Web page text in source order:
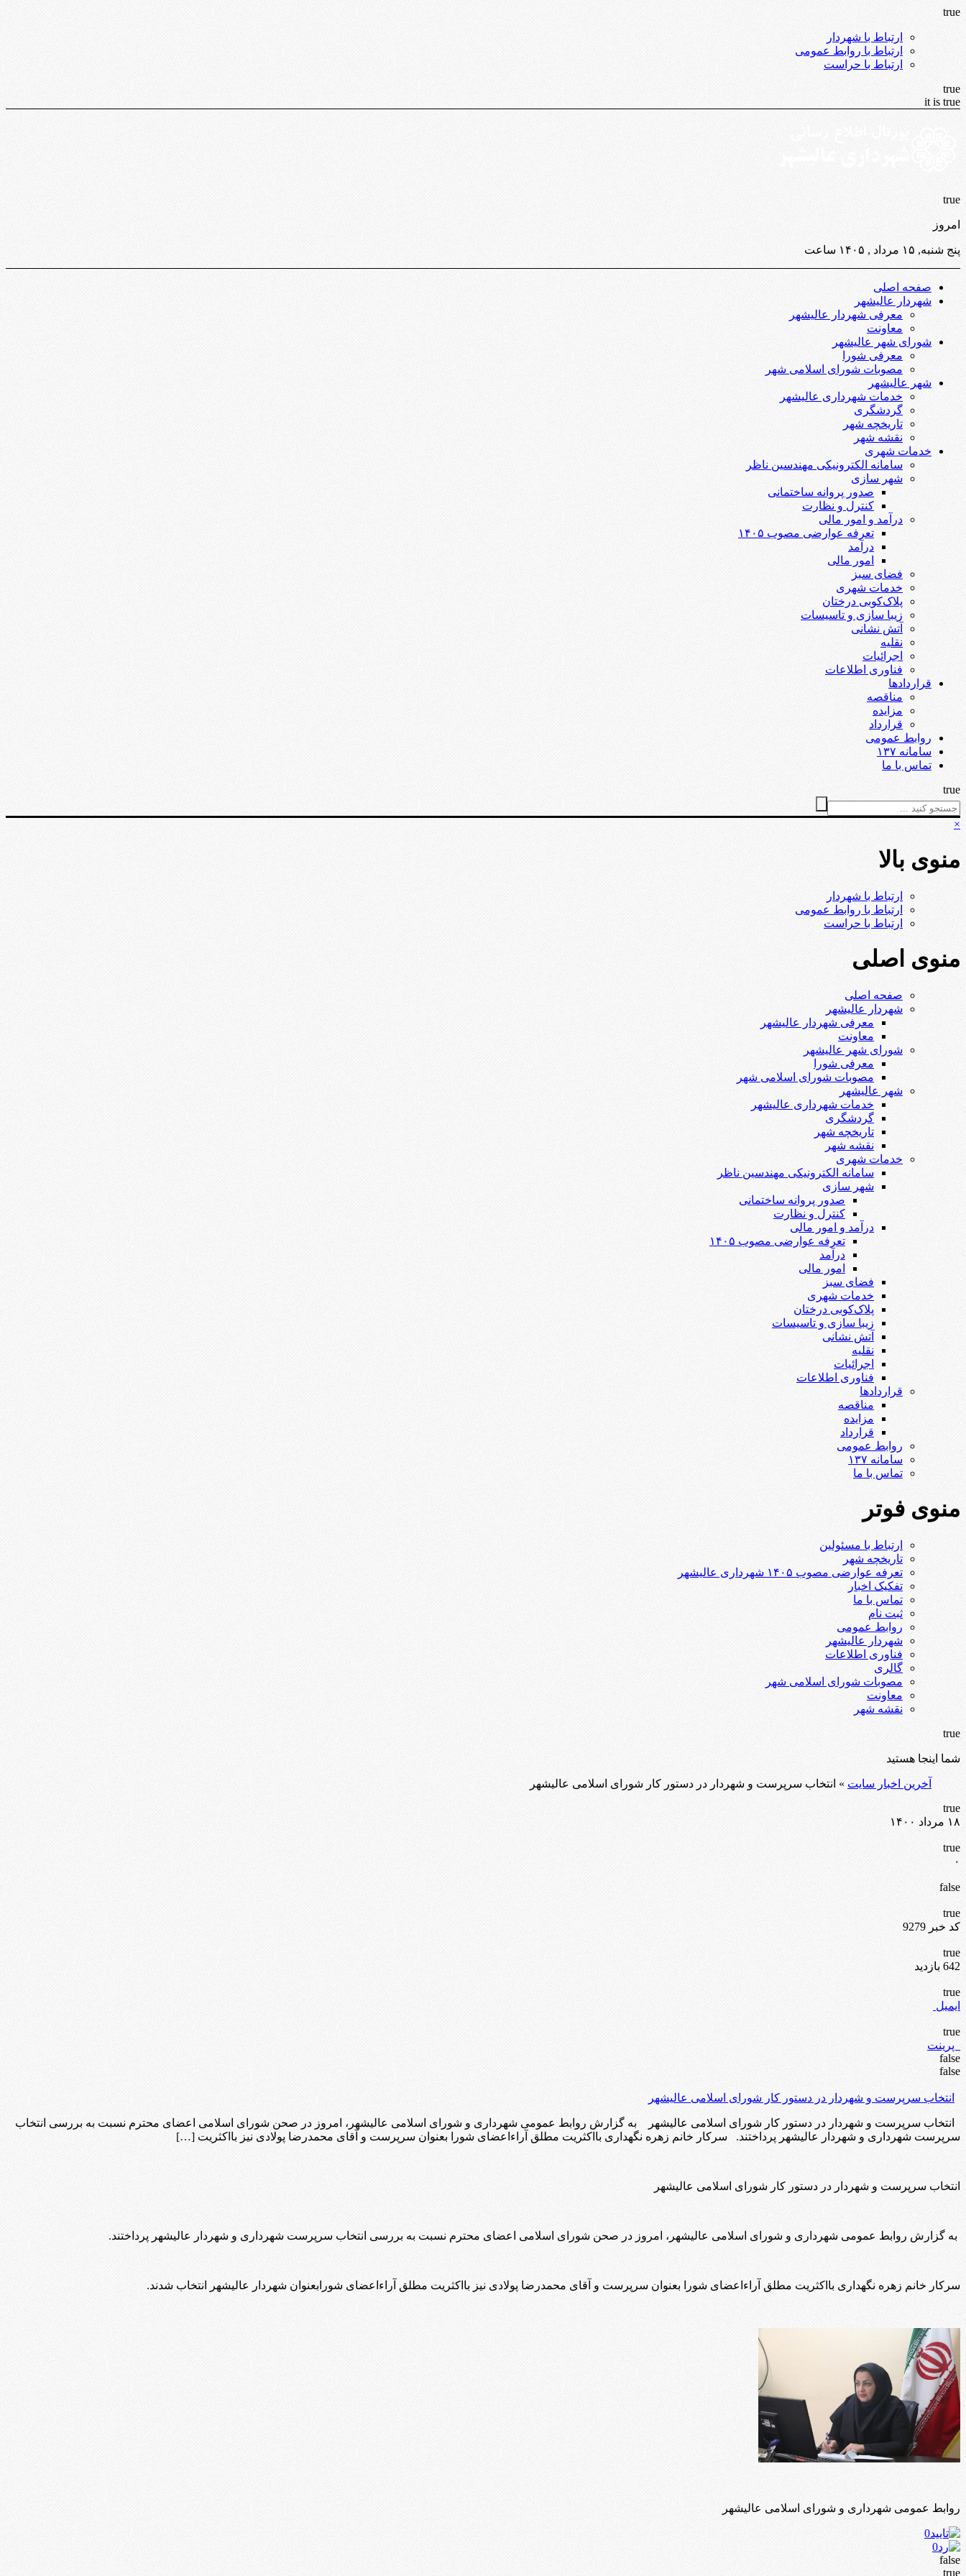
true
ارتباط با شهردار
ارتباط با روابط عمومی
ارتباط با حراست
true
it is true
true
امروز
پنج شنبه, ۱۵ مرداد , ۱۴۰۵ ساعت
صفحه اصلی
شهردار عالیشهر
معرفی شهردار عالیشهر
معاونت
شورای شهر عالیشهر
معرفی شورا
مصوبات شورای اسلامی شهر
شهر عالیشهر
خدمات شهرداری عالیشهر
گردشگری
تاریخچه شهر
نقشه شهر
خدمات شهری
سامانه الکترونیکی مهندسین ناظر
شهر سازی
صدور پروانه ساختمانی
کنترل و نظارت
درآمد و امور مالی
تعرفه عوارضی مصوب ۱۴۰۵
درآمد
امور مالی
فضای سبز
خدمات شهری
پلاک‌کوبی درختان
زیبا سازی و تاسیسات
آتش نشانی
نقلیه
اجرائیات
فناوری اطلاعات
قراردادها
مناقصه
مزایده
قرارداد
روابط عمومی
سامانه ۱۳۷
تماس با ما
true
×
منوی بالا
ارتباط با شهردار
ارتباط با روابط عمومی
ارتباط با حراست
منوی اصلی
صفحه اصلی
شهردار عالیشهر
معرفی شهردار عالیشهر
معاونت
شورای شهر عالیشهر
معرفی شورا
مصوبات شورای اسلامی شهر
شهر عالیشهر
خدمات شهرداری عالیشهر
گردشگری
تاریخچه شهر
نقشه شهر
خدمات شهری
سامانه الکترونیکی مهندسین ناظر
شهر سازی
صدور پروانه ساختمانی
کنترل و نظارت
درآمد و امور مالی
تعرفه عوارضی مصوب ۱۴۰۵
درآمد
امور مالی
فضای سبز
خدمات شهری
پلاک‌کوبی درختان
زیبا سازی و تاسیسات
آتش نشانی
نقلیه
اجرائیات
فناوری اطلاعات
قراردادها
مناقصه
مزایده
قرارداد
روابط عمومی
سامانه ۱۳۷
تماس با ما
منوی فوتر
ارتباط با مسئولین
تاریخچه شهر
تعرفه عوارضی مصوب ۱۴۰۵ شهرداری عالیشهر
تفکیک اخبار
تماس با ما
ثبت نام
روابط عمومی
شهردار عالیشهر
فناوری اطلاعات
گالری
مصوبات شورای اسلامی شهر
معاونت
نقشه شهر
true
شما اینجا هستید
آخرین اخبار سایت » انتخاب سرپرست و شهردار در دستور کار شورای اسلامی عالیشهر
true
۱۸ مرداد ۱۴۰۰
true
۰
false
true
کد خبر 9279
true
642 بازدید
true
ایمیل
true
پرینت
false
false
انتخاب سرپرست و شهردار در دستور کار شورای اسلامی عالیشهر
انتخاب سرپرست و شهردار در دستور کار شورای اسلامی عالیشهر به گزارش روابط عمومی شهرداری و شورای اسلامی عالیشهر، امروز در صحن شورای اسلامی اعضای محترم نسبت به بررسی انتخاب
سرپرست شهرداری و شهردار عالیشهر پرداختند. سرکار خانم زهره نگهداری بااکثریت مطلق آراءاعضای شورا بعنوان سرپرست و آقای محمدرضا پولادی نیز بااکثریت […]
انتخاب سرپرست و شهردار در دستور کار شورای اسلامی عالیشهر
به گزارش روابط عمومی شهرداری و شورای اسلامی عالیشهر، امروز در صحن شورای اسلامی اعضای محترم نسبت به بررسی انتخاب سرپرست شهرداری و شهردار عالیشهر پرداختند.
سرکار خانم زهره نگهداری بااکثریت مطلق آراءاعضای شورا بعنوان سرپرست و آقای محمدرضا پولادی نیز بااکثریت مطلق آراءاعضای شورابعنوان شهردار عالیشهر انتخاب شدند.
روابط عمومی شهرداری و شورای اسلامی عالیشهر
0
0
false
true